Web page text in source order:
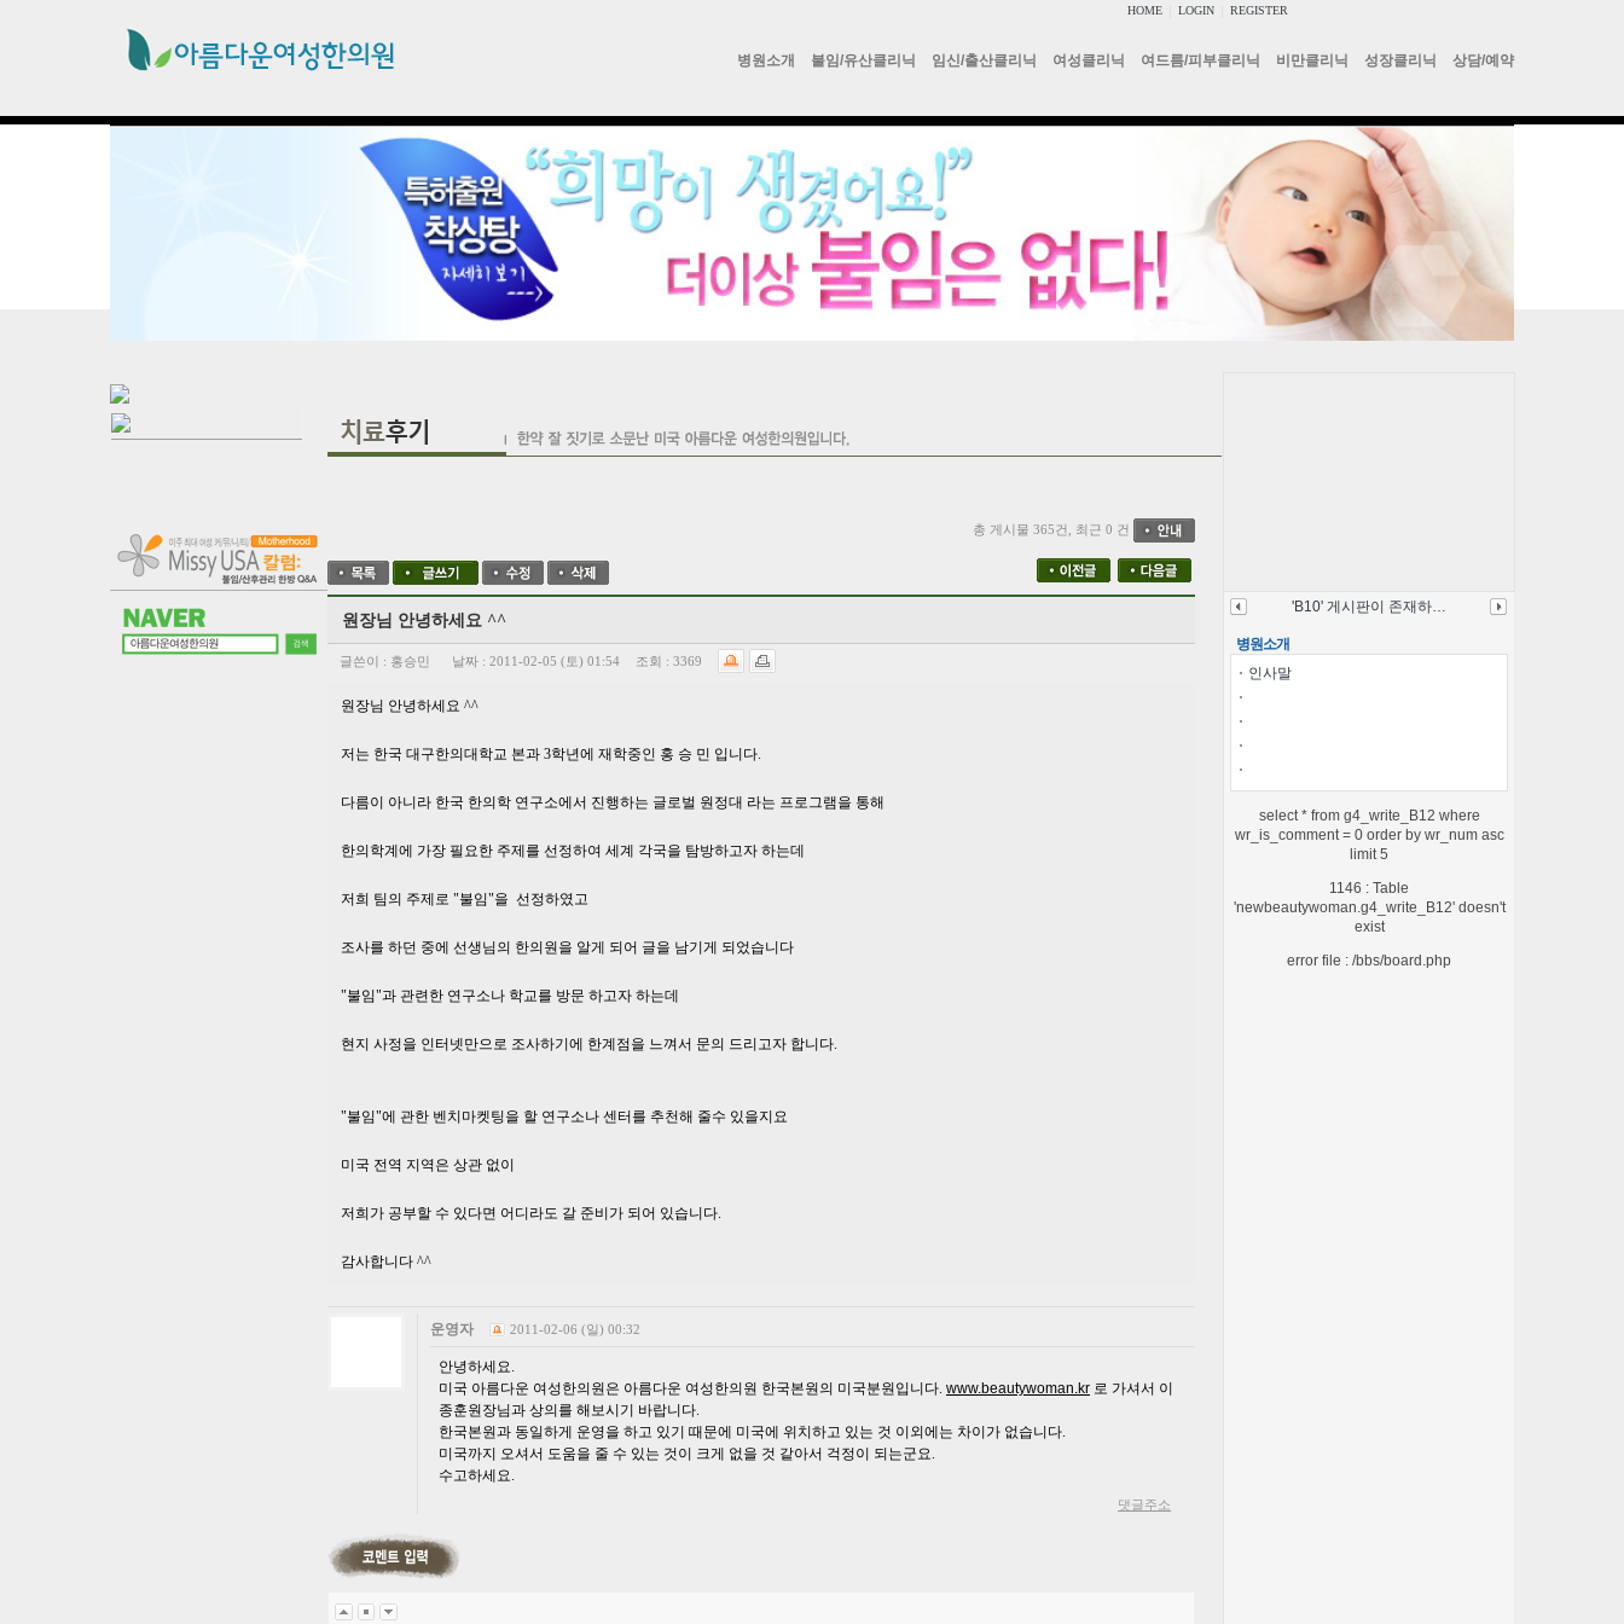
HOME LOGIN REGISTER
병원소개 불임/유산클리닉 임신/출산클리닉 여성클리닉 여드름/피부클리닉 비만클리닉 성장클리닉 상담/예약
총 게시물 365건, 최근 0 건
원장님 안녕하세요 ^^
글쓴이 : 홍승민 날짜 : 2011-02-05 (토) 01:54 조회 : 3369
원장님 안녕하세요 ^^
저는 한국 대구한의대학교 본과 3학년에 재학중인 홍 승 민 입니다.
다름이 아니라 한국 한의학 연구소에서 진행하는 글로벌 원정대 라는 프로그램을 통해
한의학계에 가장 필요한 주제를 선정하여 세계 각국을 탐방하고자 하는데
저희 팀의 주제로 "불임"을 선정하였고
조사를 하던 중에 선생님의 한의원을 알게 되어 글을 남기게 되었습니다
"불임"과 관련한 연구소나 학교를 방문 하고자 하는데
현지 사정을 인터넷만으로 조사하기에 한계점을 느껴서 문의 드리고자 합니다.
"불임"에 관한 벤치마켓팅을 할 연구소나 센터를 추천해 줄수 있을지요
미국 전역 지역은 상관 없이
저희가 공부할 수 있다면 어디라도 갈 준비가 되어 있습니다.
감사합니다 ^^
운영자 2011-02-06 (일) 00:32
안녕하세요.
미국 아름다운 여성한의원은 아름다운 여성한의원 한국본원의 미국분원입니다. www.beautywoman.kr 로 가셔서 이
종훈원장님과 상의를 해보시기 바랍니다.
한국본원과 동일하게 운영을 하고 있기 때문에 미국에 위치하고 있는 것 이외에는 차이가 없습니다.
미국까지 오셔서 도움을 줄 수 있는 것이 크게 없을 것 같아서 걱정이 되는군요.
수고하세요.
댓글주소
'B10' 게시판이 존재하…
병원소개
인사말
select * from g4_write_B12 where
wr_is_comment = 0 order by wr_num asc
limit 5
1146 : Table
'newbeautywoman.g4_write_B12' doesn't
exist
error file : /bbs/board.php